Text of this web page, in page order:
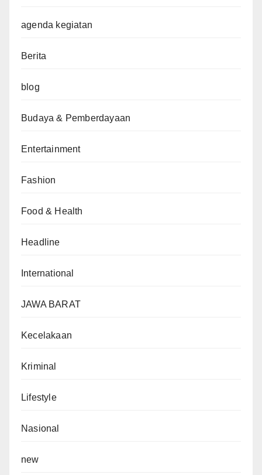
agenda kegiatan
Berita
blog
Budaya & Pemberdayaan
Entertainment
Fashion
Food & Health
Headline
International
JAWA BARAT
Kecelakaan
Kriminal
Lifestyle
Nasional
new